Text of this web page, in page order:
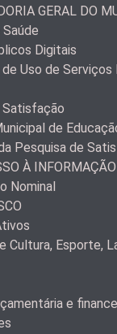
GERAL DO
Digitais
Uso de Serviços
Satisfação
de
Pesquisa de
À
Nominal
Cultura, Esporte,
e
de